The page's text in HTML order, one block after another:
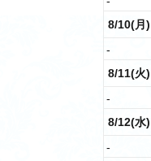
8/10(月)
-
8/11(火)
-
8/12(水)
-